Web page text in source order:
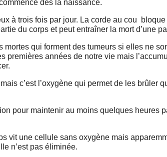
dès la naissance.
à trois fois par jour. La corde au cou
du corps et peut entraîner la mort d’une
mortes qui forment des tumeurs si elles ne
premières années de notre vie mais
c’est l’oxygène qui permet de les brûler
pour maintenir au moins quelques heures
vit une cellule sans oxygène mais
n’est pas éliminée.